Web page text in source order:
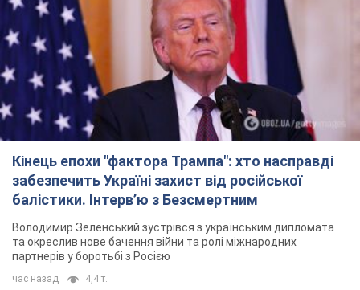
Володимир Зеленський зустрівся з українським дипломата
та окреслив нове бачення війни та ролі міжнародних
партнерів у боротьбі з Росією
час назад 4,4 т.
У Києві внаслідок російської атаки
постраждали четверо людей. Фото
час назад 11,7 т.
Росіяни атакували дроном лікарню у Херсоні:
постраждали медпрацівниці
Загалом постраждали чотири жінки – і вони не єдині поранені
за добу